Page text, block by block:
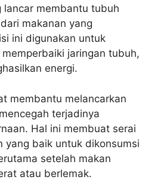
lancar membantu tubuh
makanan yang
ini digunakan untuk
jaringan tubuh,
energi.
membantu melancarkan
terjadinya
Hal ini membuat serai
yang baik untuk dikonsumsi
setelah makan
atau berlemak.